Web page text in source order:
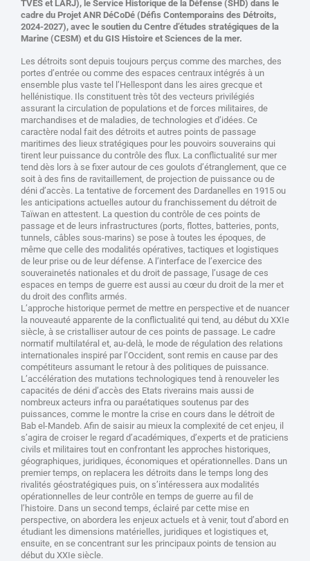
TVES et LARJ), le Service Historique de la Défense (SHD) dans le
cadre du Projet ANR DéCoDé (Défis Contemporains des Détroits,
2024-2027), avec le soutien du Centre d’études stratégiques de la
Marine (CESM) et du GIS Histoire et Sciences de la mer.
Les détroits sont depuis toujours perçus comme des marches, des
portes d’entrée ou comme des espaces centraux intégrés à un
ensemble plus vaste tel l’Hellespont dans les aires grecque et
hellénistique. Ils constituent très tôt des vecteurs privilégiés
assurant la circulation de populations et de forces militaires, de
marchandises et de maladies, de technologies et d’idées. Ce
caractère nodal fait des détroits et autres points de passage
maritimes des lieux stratégiques pour les pouvoirs souverains qui
tirent leur puissance du contrôle des flux. La conflictualité sur mer
tend dès lors à se fixer autour de ces goulots d’étranglement, que ce
soit à des fins de ravitaillement, de projection de puissance ou de
déni d’accès. La tentative de forcement des Dardanelles en 1915 ou
les anticipations actuelles autour du franchissement du détroit de
Taïwan en attestent. La question du contrôle de ces points de
passage et de leurs infrastructures (ports, flottes, batteries, ponts,
tunnels, câbles sous-marins) se pose à toutes les époques, de
même que celle des modalités opératives, tactiques et logistiques
de leur prise ou de leur défense. A l’interface de l’exercice des
souverainetés nationales et du droit de passage, l’usage de ces
espaces en temps de guerre est aussi au cœur du droit de la mer et
du droit des conflits armés.
L’approche historique permet de mettre en perspective et de nuancer
la nouveauté apparente de la conflictualité qui tend, au début du XXIe
siècle, à se cristalliser autour de ces points de passage. Le cadre
normatif multilatéral et, au-delà, le mode de régulation des relations
internationales inspiré par l’Occident, sont remis en cause par des
compétiteurs assumant le retour à des politiques de puissance.
L’accélération des mutations technologiques tend à renouveler les
capacités de déni d’accès des Etats riverains mais aussi de
nombreux acteurs infra ou paraétatiques soutenus par des
puissances, comme le montre la crise en cours dans le détroit de
Bab el-Mandeb. Afin de saisir au mieux la complexité de cet enjeu, il
s’agira de croiser le regard d’académiques, d’experts et de praticiens
civils et militaires tout en confrontant les approches historiques,
géographiques, juridiques, économiques et opérationnelles. Dans un
premier temps, on replacera les détroits dans le temps long des
rivalités géostratégiques puis, on s’intéressera aux modalités
opérationnelles de leur contrôle en temps de guerre au fil de
l’histoire. Dans un second temps, éclairé par cette mise en
perspective, on abordera les enjeux actuels et à venir, tout d’abord en
étudiant les dimensions matérielles, juridiques et logistiques et,
ensuite, en se concentrant sur les principaux points de tension au
début du XXIe siècle.